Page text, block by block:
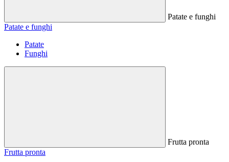
Patate e funghi
Patate e funghi
Patate
Funghi
Frutta pronta
Frutta pronta